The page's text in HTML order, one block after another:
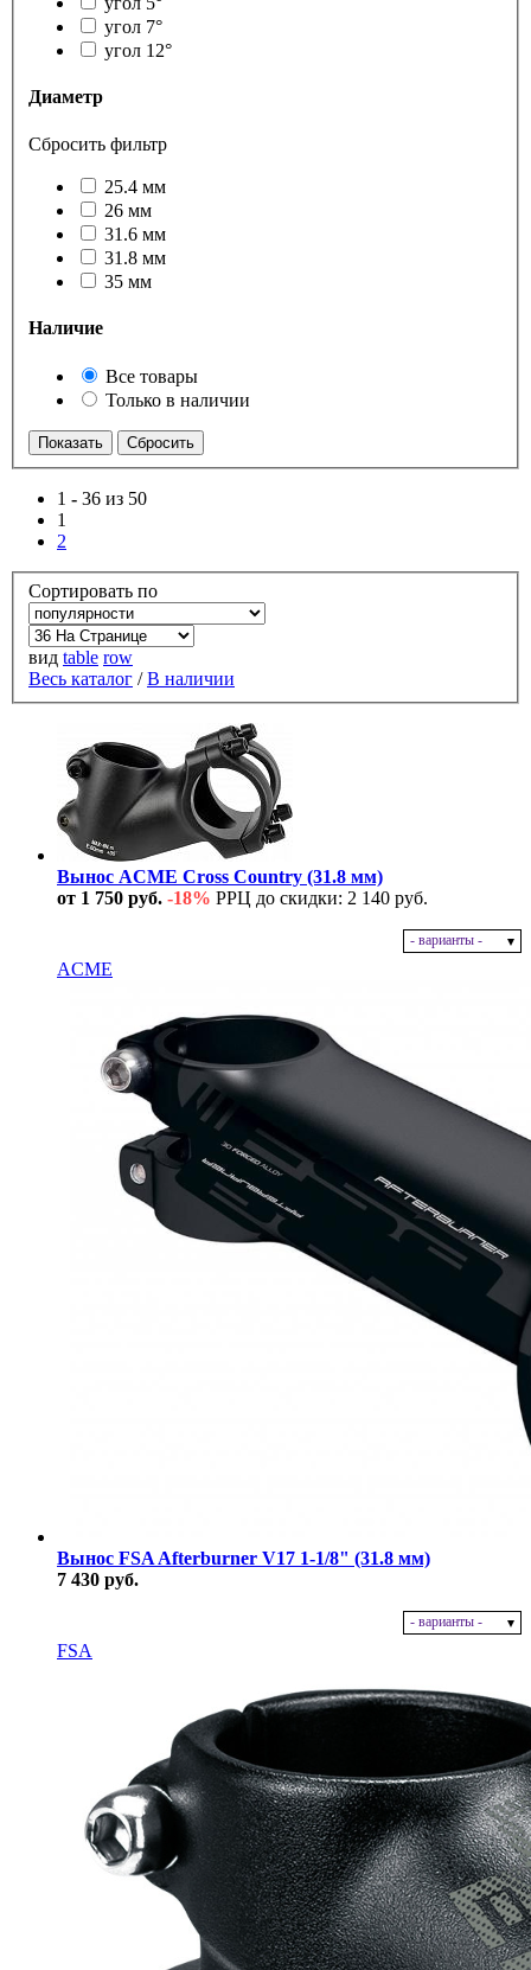
угол 7°
угол 12°
Диаметр
Сбросить фильтр
25.4 мм
26 мм
31.6 мм
31.8 мм
35 мм
Наличие
Все товары
Только в наличии
1 - 36 из 50
1
2
Сортировать по
вид table row
Весь каталог /В наличии
Вынос ACME Cross Country (31.8 мм)
от 1 750 руб. -18% РРЦ до скидки: 2 140 руб.
- варианты -
ACME
Вынос FSA Afterburner V17 1-1/8" (31.8 мм)
7 430 руб.
- варианты -
FSA